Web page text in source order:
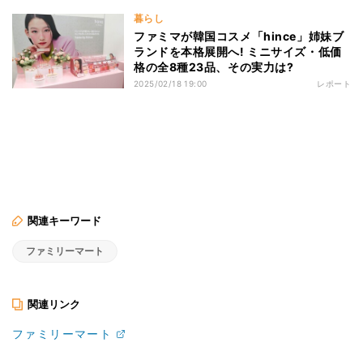
暮らし
ファミマが韓国コスメ「hince」姉妹ブ
ランドを本格展開へ! ミニサイズ・低価
格の全8種23品、その実力は?
2025/02/18 19:00 レポート
関連キーワード
ファミリーマート
関連リンク
ファミリーマート